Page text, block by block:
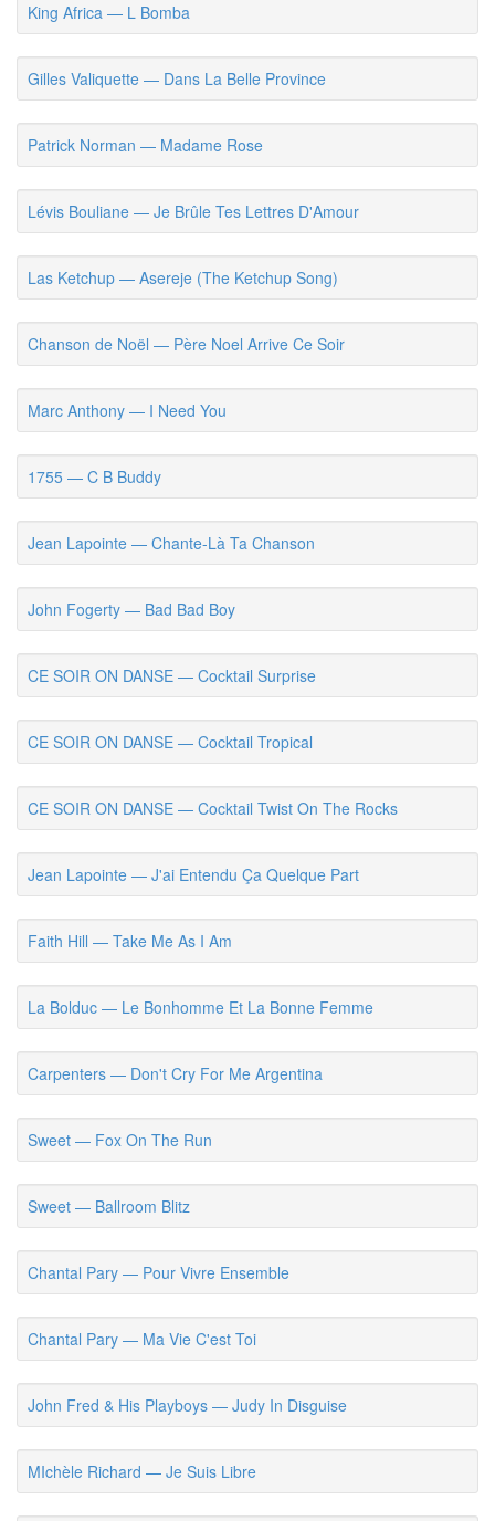
King Africa — L Bomba
Gilles Valiquette — Dans La Belle Province
Patrick Norman — Madame Rose
Lévis Bouliane — Je Brûle Tes Lettres D'Amour
Las Ketchup — Asereje (The Ketchup Song)
Chanson de Noël — Père Noel Arrive Ce Soir
Marc Anthony — I Need You
1755 — C B Buddy
Jean Lapointe — Chante-Là Ta Chanson
John Fogerty — Bad Bad Boy
CE SOIR ON DANSE — Cocktail Surprise
CE SOIR ON DANSE — Cocktail Tropical
CE SOIR ON DANSE — Cocktail Twist On The Rocks
Jean Lapointe — J'ai Entendu Ça Quelque Part
Faith Hill — Take Me As I Am
La Bolduc — Le Bonhomme Et La Bonne Femme
Carpenters — Don't Cry For Me Argentina
Sweet — Fox On The Run
Sweet — Ballroom Blitz
Chantal Pary — Pour Vivre Ensemble
Chantal Pary — Ma Vie C'est Toi
John Fred & His Playboys — Judy In Disguise
MIchèle Richard — Je Suis Libre